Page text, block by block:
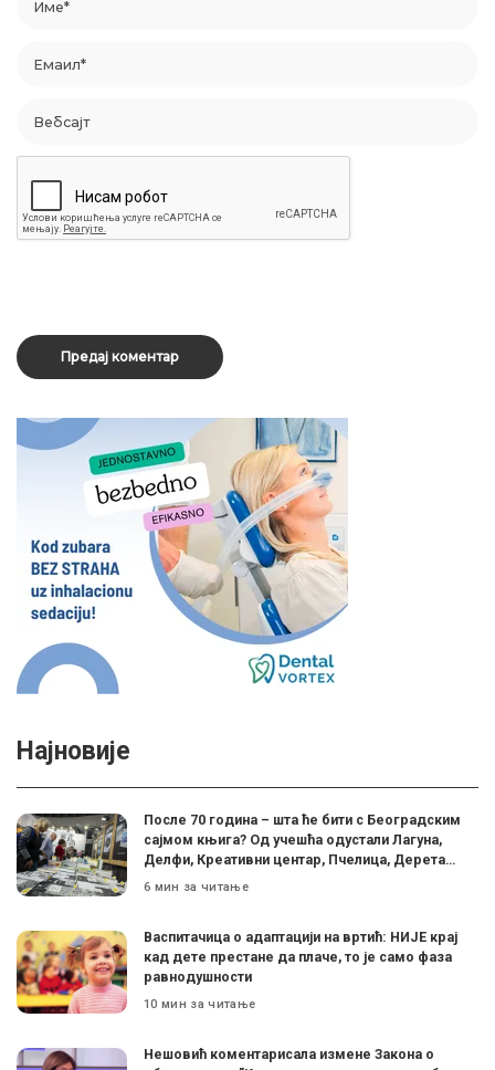
Најновије
После 70 година – шта ће бити с Београдским
сајмом књига? Од учешћа одустали Лагуна,
Делфи, Креативни центар, Пчелица, Дерета…
6 мин за читање
Васпитачица о адаптацији на вртић: НИЈЕ крај
кад дете престане да плаче, то је само фаза
равнодушности
10 мин за читање
Нешовић коментарисала измене Закона о